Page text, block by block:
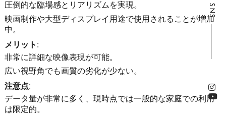
SNS
圧倒的な臨場感とリアリズムを実現。
映画制作や大型ディスプレイ用途で使用されることが増加
中。
メリット :
非常に詳細な映像表現が可能。
広い視野角でも画質の劣化が少ない。
注意点:
データ量が非常に多く、現時点では一般的な家庭での利用
は限定的。